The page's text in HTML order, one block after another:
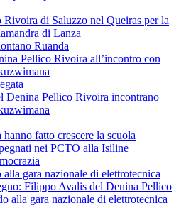
di Saluzzo nel Queiras per la
di Lanza
Ruanda
Pellico Rivoira all’incontro con
Denina Pellico Rivoira incontrano
fatto crescere la scuola
nei PCTO alla Isiline
alla gara nazionale di elettrotecnica
Filippo Avalis del Denina Pellico
alla gara nazionale di elettrotecnica